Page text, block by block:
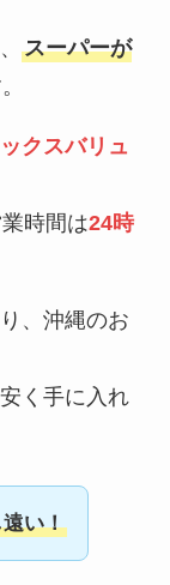
スーパーが
クスバリュ
時間は24時
、沖縄のお
く手に入れ
い！